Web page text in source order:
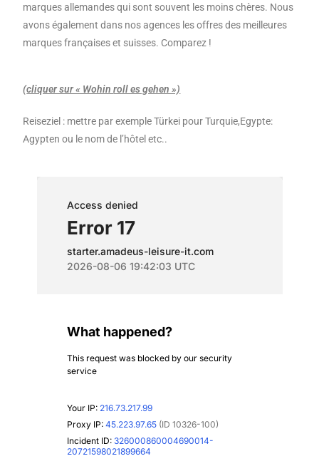
marques allemandes qui sont souvent les moins chères. Nous
avons également dans nos agences les offres des meilleures
marques françaises et suisses. Comparez !
(cliquer sur « Wohinroll es gehen »)
Reiseziel : mettre par exemple Türkei pour Turquie,Egypte:
Agypten ou le nom de l’hôtel etc..